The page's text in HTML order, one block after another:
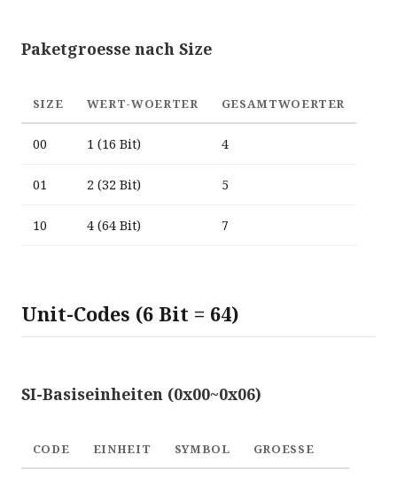
Paketgroesse nach Size
SIZE WERT-WOERTER GESAMTWOERTER
00 1 (16 Bit) 4
01 2 (32 Bit) 5
10 4 (64 Bit) 7
Unit-Codes (6 Bit = 64)
SI-Basiseinheiten (0x00~0x06)
CODE EINHEIT SYMBOL GROESSE